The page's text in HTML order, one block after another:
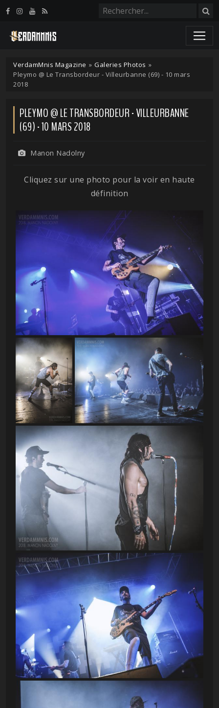
VerdamMnis Magazine » Galeries Photos »
Pleymo @ Le Transbordeur - Villeurbanne (69) - 10 mars
2018
PLEYMO @ LE TRANSBORDEUR - VILLEURBANNE
(69) - 10 MARS 2018
Manon Nadolny
Cliquez sur une photo pour la voir en haute
définition
Panneau de gestion des cookies